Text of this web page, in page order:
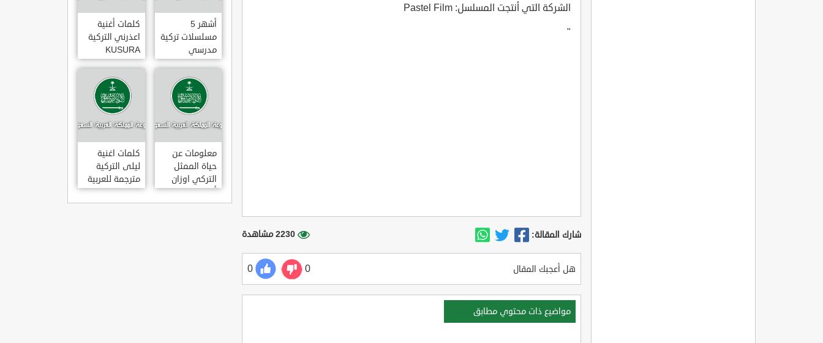
الشركة التي أنتجت المسلسل: Pastel Film
"
شارك المقالة: 2230 مشاهدة
هل أعجبك المقال 0
0
مواضيع ذات محتوي مطابق
أشهر 5
مسلسلات تركية
مدرسي
رومانسي و
كوميدي و
درامي مدبلج.
في تركيا
كلمات أغنية
اعذرني التركية
KUSURA
BAKMA
مترجمة للعربية
غناء المطربة
سيزن أكسو
SEZEN AKSU
معلومات عن
حياة الممثل
التركي اوزان
أكبابا OZAN
AKBABA
كلمات اغنية
ليلى التركية
مترجمة للعربية
غناء المطرب
مراد دالكليليتش